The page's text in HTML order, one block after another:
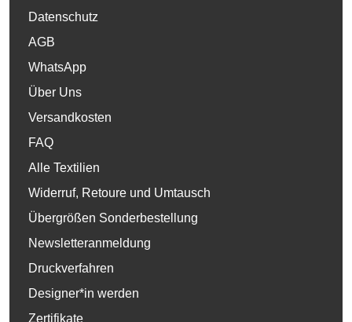
Datenschutz
AGB
WhatsApp
Über Uns
Versandkosten
FAQ
Alle Textilien
Widerruf, Retoure und Umtausch
Übergrößen Sonderbestellung
Newsletteranmeldung
Druckverfahren
Designer*in werden
Zertifikate